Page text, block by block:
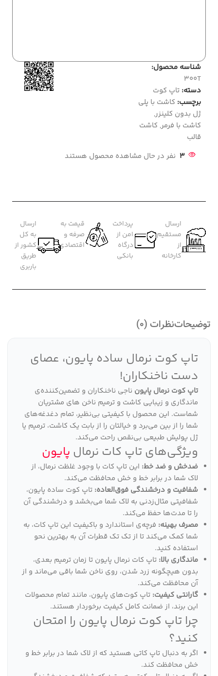
شناسه محصول:
300T
دسته: تاپ کوت
برچسب: کاشت با پلی
ژل بدون کلینزر,
کاشت با فرمر, کاشت
قالب
3 نفر در حال مشاهده محصول هستند
ارسال
مستقیم
از
کارخانه
پرداخت
امن از
درگاه
بانکی
قیمت به
صرفه و
اقتصادی
ارسال
به کل
کشور از
طریق
باربری
توضیحاتنظرات (0)
تاپ کوت نرمال ساده پایون، عصای
دست ناخنکاران!
تاپ کوت نرمال پایون ناجی ناخنکاران و تضمین‌کننده‌ی
ماندگاری و زیبایی کاشت و ترمیم ناخن های مشتریان
شماست. این محصول با کیفیتی بی‌نظیر، تمام دغدغه‌های
شما را از بین می‌برد و خیالتان را از بابت یک کاشت، ترمیم یا
ژل پولیش طبیعی بی‌نقص راحت می‌کند.
ویژگی‌های تاپ کات نرمال پایون
ضدخش و ضد خط: این تاپ کات با وجود غلظت نرمال، از
لاک شما در برابر خط و خش محافظت می‌کند.
شفافیت و درخشندگی فوق‌العاده: تاپ کوت ساده پایون،
شفافیتی مثال‌زدنی به لاک شما می‌بخشد و درخشندگی آن
را تا مدت‌ها حفظ می‌کند.
مصرف بهینه: فرچه‌ی استاندارد و باکیفیت این تاپ کات، به
شما کمک می‌کند تا از تک تک قطرات آن به بهترین نحو
استفاده کنید.
ماندگاری بالا: تاپ کات نرمال پایون تا زمان ترمیم بعدی،
بدون هیچگونه زرد شدن، روی ناخن شما باقی می‌ماند و از
آن محافظت می‌کند.
گارانتی کیفیت: تاپ کوت‌های پایون، مانند تمام محصولات
این برند، از ضمانت کامل کیفیت برخوردار هستند.
چرا تاپ کوت نرمال پایون را امتحان
کنید؟
اگر به دنبال تاپ کاتی هستید که از لاک شما در برابر خط و
خش محافظت کند.